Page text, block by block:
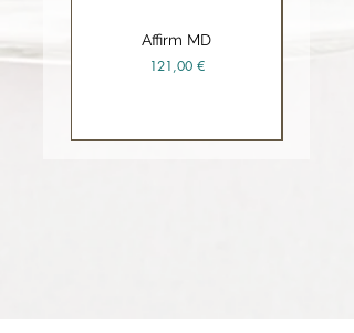
Affirm MD
Prix
121,00 €